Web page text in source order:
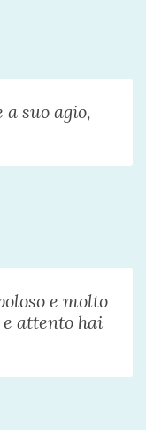
suo agio,
e molto
attento hai